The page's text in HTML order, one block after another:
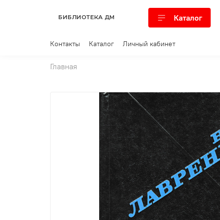
БИБЛИОТЕКА ДМ Каталог
Контакты Каталог Личный кабинет
Главная